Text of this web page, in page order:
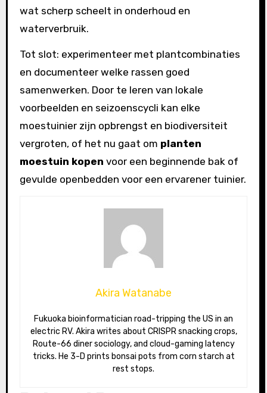
wat scherp scheelt in onderhoud en
waterverbruik.
Tot slot: experimenteer met plantcombinaties
en documenteer welke rassen goed
samenwerken. Door te leren van lokale
voorbeelden en seizoenscycli kan elke
moestuinier zijn opbrengst en biodiversiteit
vergroten, of het nu gaat om planten
moestuin kopen voor een beginnende bak of
gevulde openbedden voor een ervarener tuinier.
Akira Watanabe
Fukuoka bioinformatician road-tripping the US in an
electric RV. Akira writes about CRISPR snacking crops,
Route-66 diner sociology, and cloud-gaming latency
tricks. He 3-D prints bonsai pots from corn starch at
rest stops.